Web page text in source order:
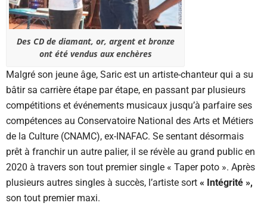
Des CD de diamant, or, argent et bronze
ont été vendus aux enchères
Malgré son jeune âge, Saric est un artiste-chanteur qui a su
bâtir sa carrière étape par étape, en passant par plusieurs
compétitions et événements musicaux jusqu’à parfaire ses
compétences au Conservatoire National des Arts et Métiers
de la Culture (CNAMC), ex-INAFAC. Se sentant désormais
prêt à franchir un autre palier, il se révèle au grand public en
2020 à travers son tout premier single « Taper poto ». Après
plusieurs autres singles à succès, l’artiste sort « Intégrité »,
son tout premier maxi.